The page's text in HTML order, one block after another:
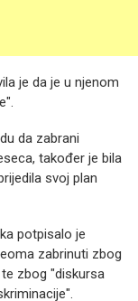
je da je u njenom
da zabrani
također je bila
svoj plan
potpisalo je
zabrinuti zbog
zbog "diskursa